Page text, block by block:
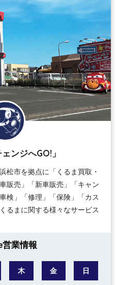
ンジへGO!」
松市を拠点に「くるま買取・
販売」「新車販売」「キャン
検」「修理」「保険」「カス
るまに関する様々なサービス
業情報
木 金 日